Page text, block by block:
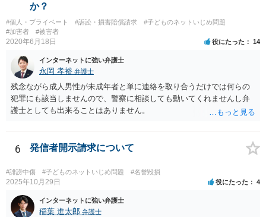
か？
#個人・プライベート #訴訟・損害賠償請求
#子どものネットいじめ問題
#加害者
#被害者
2020年6月18日 役にたった 14
インターネットに強い弁護士
永岡 孝裕 弁護士
残念ながら成人男性が未成年者と単に連絡を取り合うだけでは何らの
犯罪にも該当しませんので、警察に相談しても動いてくれませんし弁
護士としても出来ることはありません。
6 発信者開示請求について
#誹謗中傷 #子どものネットいじめ問題 #名誉毀損
2025年10月29日 役にたった 4
インターネットに強い弁護士
稲葉 進太郎 弁護士